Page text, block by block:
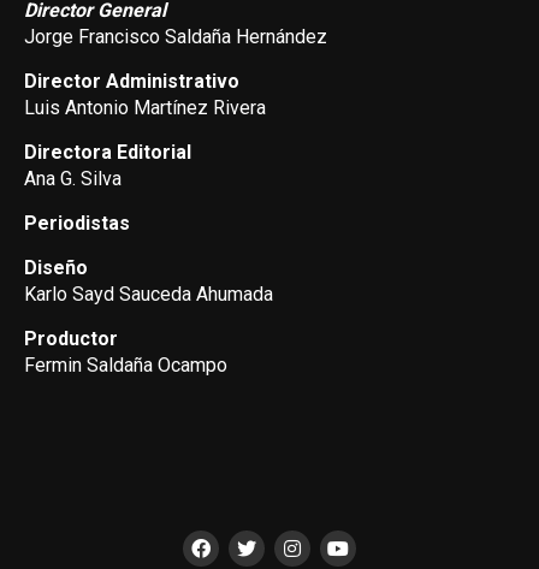
Director General
Jorge Francisco Saldaña Hernández
Director Administrativo
Luis Antonio Martínez Rivera
Directora Editorial
Ana G. Silva
Periodistas
Diseño
Karlo Sayd Sauceda Ahumada
Productor
Fermin Saldaña Ocampo